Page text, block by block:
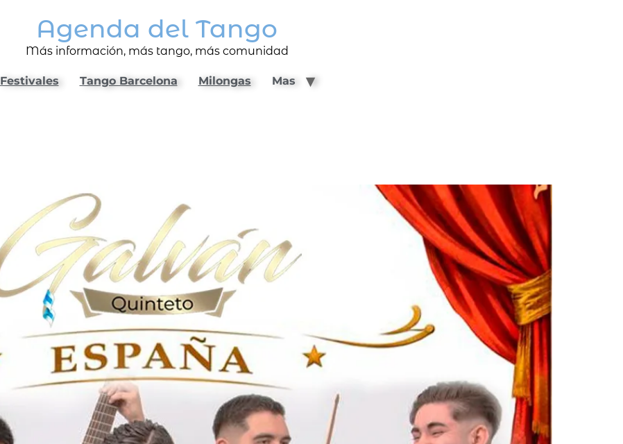
Agenda del Tango
Más información, más tango, más comunidad
Festivales Tango Barcelona Milongas Mas